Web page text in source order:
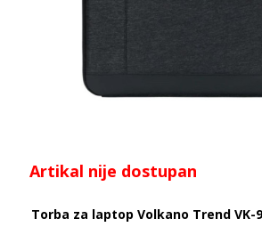
Artikal nije dostupan
Torba za laptop Volkano Trend VK-